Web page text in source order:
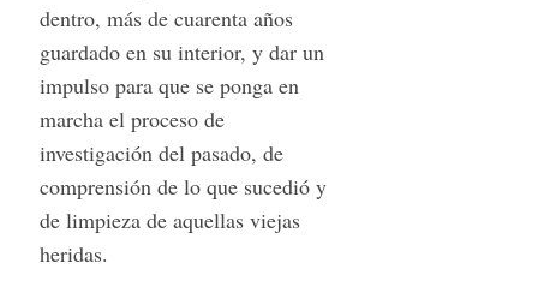
dentro, más de cuarenta años
guardado en su interior, y dar un
impulso para que se ponga en
marcha el proceso de
investigación del pasado, de
comprensión de lo que sucedió y
de limpieza de aquellas viejas
heridas.